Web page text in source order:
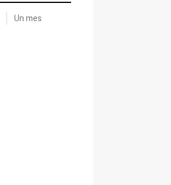
Un mes